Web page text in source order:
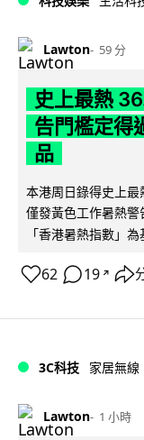
Lawton 59 分
史上最熱
告門檻定得
品
本港周日錄得史上
僅發黃色工作暑熱
「香港暑熱指數」為
62 19 ↗
3C科技 家居無線
Lawton 1 小時